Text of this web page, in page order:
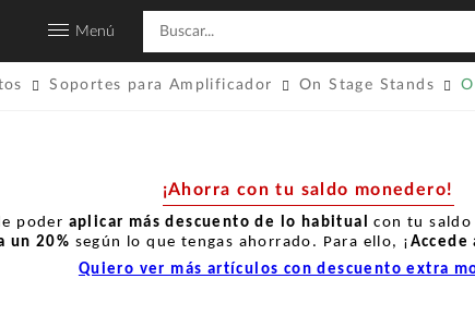
Menú
Soportes para Amplificador On Stage Stands
¡Ahorra con tu saldo monedero!
poder aplicar más descuento de lo habitual con tu
un 20% según lo que tengas ahorrado. Para ello, ¡ Accede
Quiero ver más artículos con descuento extra